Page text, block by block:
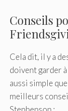
Conseils
Cela dit, il y a
doivent garder
aussi simple
meilleurs